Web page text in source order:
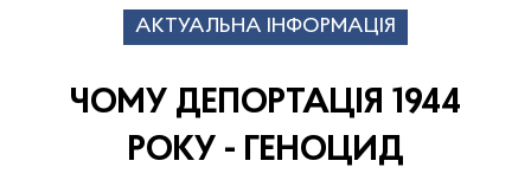
АКТУАЛЬНА ІНФОРМАЦІЯ
ЧОМУ ДЕПОРТАЦІЯ 1944
РОКУ - ГЕНОЦИД